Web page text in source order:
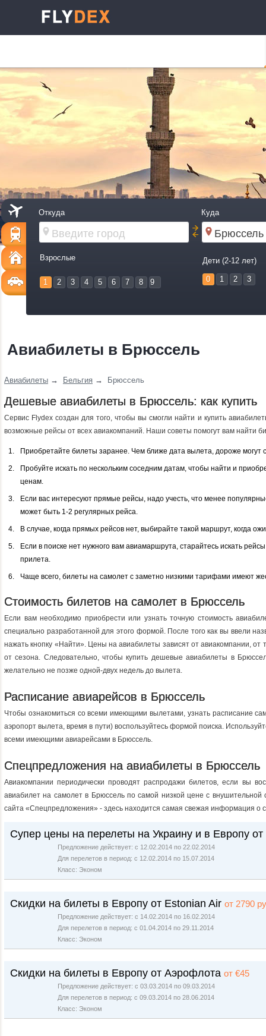
Откуда Куда
Взрослые
1 2 3 4 5 6 7 8 9
Дети (2-12 лет)
0 1 2 3
Авиабилеты в Брюссель
Авиабилеты → Бельгия → Брюссель
Дешевые авиабилеты в Брюссель: как купить
Сервис Flydex создан для того, чтобы вы смогли найти и купить
возможные рейсы от всех авиакомпаний. Наши советы помогут вам найти
Приобретайте билеты заранее. Чем ближе дата вылета, дороже могут
Пробуйте искать по нескольким соседним датам, чтобы найти и
ценам.
Если вас интересуют прямые рейсы, надо учесть, что менее
может быть 1-2 регулярных рейса.
В случае, когда прямых рейсов нет, выбирайте такой маршрут, когда
Если в поиске нет нужного вам авиамаршрута, старайтесь искать
прилета.
Чаще всего, билеты на самолет с заметно низкими тарифами имеют
Стоимость билетов на самолет в Брюссель
Если вам необходимо приобрести или узнать точную стоимость
специально разработанной для этого формой. После того как вы ввели
нажать кнопку «Найти». Цены на авиабилеты зависят от авиакомпании,
от сезона. Следовательно, чтобы купить дешевые авиабилеты в
желательно не позже одной-двух недель до вылета.
Расписание авиарейсов в Брюссель
Чтобы ознакомиться со всеми имеющими вылетами, узнать расписание
аэропорт вылета, время в пути) воспользуйтесь формой поиска.
всеми имеющими авиарейсами в Брюссель.
Спецпредложения на авиабилеты в Брюссель
Авиакомпании периодически проводят распродажи билетов, если вы
авиабилет на самолет в Брюссель по самой низкой цене с
сайта «Спецпредложения» - здесь находится самая свежая информация о
Супер цены на перелеты на Украину и в Европу
Предложение действует: с 12.02.2014 по 22.02.2014
Для перелетов в период: с 12.02.2014 по 15.07.2014
Класс: Эконом
Скидки на билеты в Европу от Estonian Air от 2790
Предложение действует: с 14.02.2014 по 16.02.2014
Для перелетов в период: с 01.04.2014 по 29.11.2014
Класс: Эконом
Скидки на билеты в Европу от Аэрофлота от €45
Предложение действует: с 03.03.2014 по 09.03.2014
Для перелетов в период: с 09.03.2014 по 28.06.2014
Класс: Эконом